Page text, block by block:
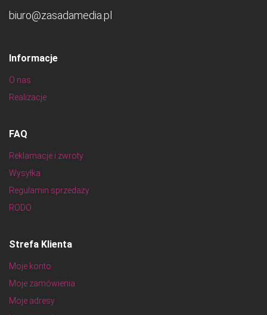
biuro@zasadamedia.pl
Informacje
O nas
Realizacje
FAQ
Reklamacje i zwroty
Wysyłka
Regulamin sprzedaży
RODO
Strefa Klienta
Moje konto
Moje zamówienia
Moje adresy